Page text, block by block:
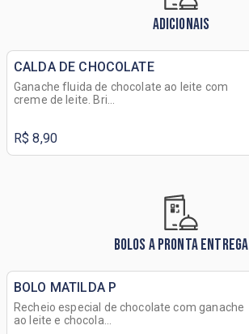
ADICIONAIS
CALDA DE CHOCOLATE
Ganache fluida de chocolate ao leite com
creme de leite. Bri...
R$ 8,90
BOLOS A PRONTA ENTREGA
BOLO MATILDA P
Recheio especial de chocolate com ganache
ao leite e chocola...